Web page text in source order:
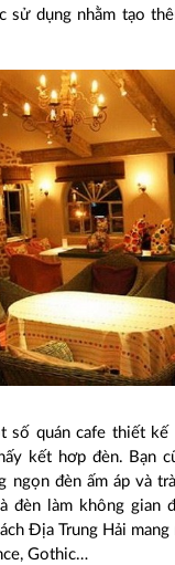
sử dụng nhằm tạo
cafe thiết kế
kết hơp đèn. Bạn
ngọn đèn ấm áp và
đèn làm không gian
Địa Trung Hải
Gothic…